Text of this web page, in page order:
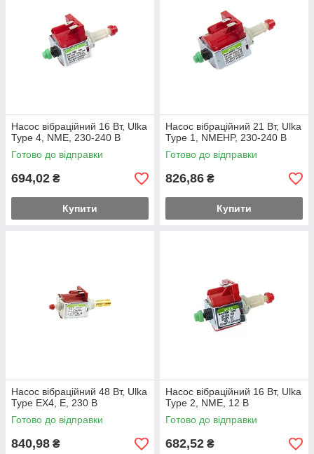
Насос вібраційний 16 Вт, Ulka
Type 4, NME, 230-240 В
Готово до відправки
694,02 ₴
Купити
Насос вібраційний 21 Вт, Ulka
Type 1, NMEHP, 230-240 В
Готово до відправки
826,86 ₴
Купити
Насос вібраційний 48 Вт, Ulka
Type EX4, E, 230 В
Готово до відправки
840,98 ₴
Насос вібраційний 16 Вт, Ulka
Type 2, NME, 12 В
Готово до відправки
682,52 ₴